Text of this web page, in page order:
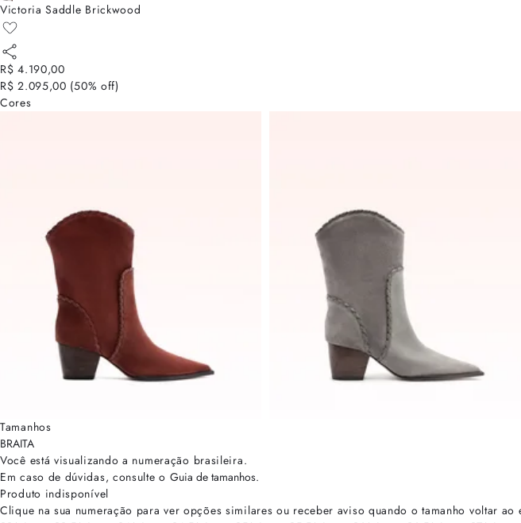
Victoria Saddle Brickwood
R$ 4.190,00
R$ 2.095,00 (50% off)
Cores
Tamanhos
BRAITA
Você está visualizando a numeração brasileira.
Em caso de dúvidas, consulte o Guia de tamanhos.
Produto indisponível
Clique na sua numeração para ver opções similares ou receber aviso quando o tamanho voltar ao